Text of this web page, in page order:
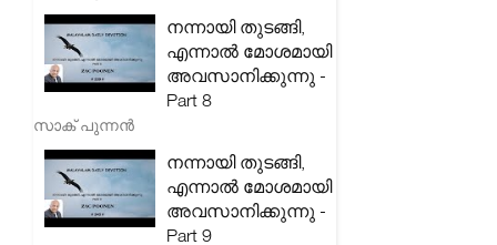
നന്നായി തുടങ്ങി,
എന്നാൽ മോശമായി
അവസാനിക്കുന്നു -
Part 8
സാക് പുന്നൻ
നന്നായി തുടങ്ങി,
എന്നാൽ മോശമായി
അവസാനിക്കുന്നു -
Part 9